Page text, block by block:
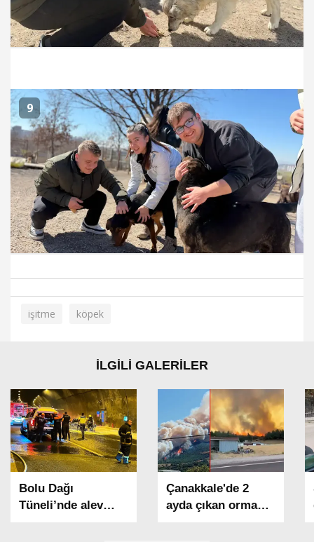
9
işitme köpek
İLGİLİ GALERİLER
Bolu Dağı
Tüneli’nde alev
Çanakkale'de 2
ayda çıkan orman